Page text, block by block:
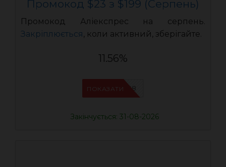
Промокод $23 з $199 (Серпень)
Промокод Аліекспрес на серпень.
Закріплюється, коли активний, зберігайте.
11.56%
IFPAB5K8
ПОКАЗАТИ
Закінчується: 31-08-2026